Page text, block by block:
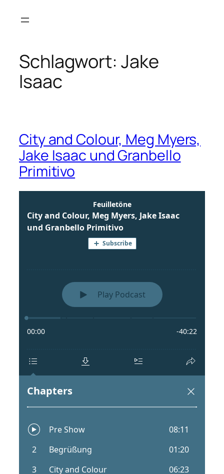
Inhalt
Schlagwort: Jake
Isaac
City and Colour, Meg Myers,
Jake Isaac und Granbello
Primitivo